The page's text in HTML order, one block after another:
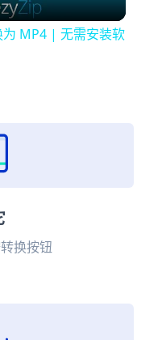
为 MP4 | 无需安装软
换按钮